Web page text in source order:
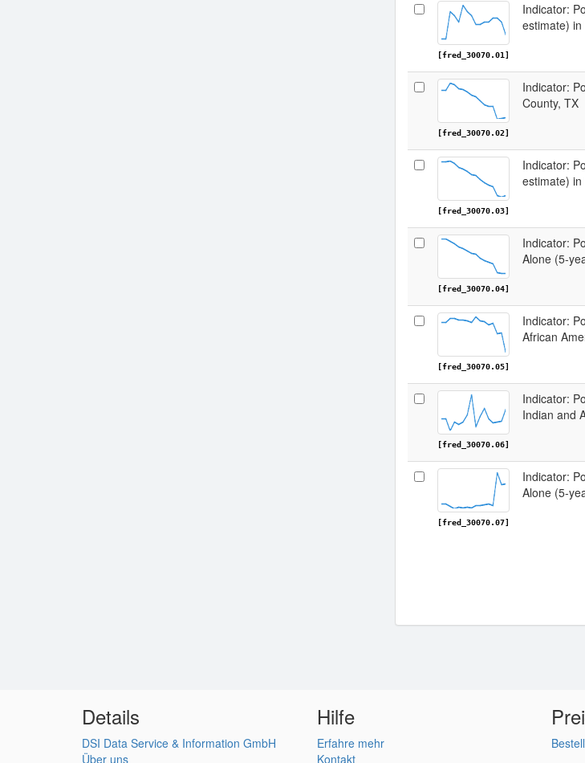
[fred_30070.01]
Indicator:
estimate)
[fred_30070.02]
Indicator:
County, TX
[fred_30070.03]
Indicator:
estimate)
[fred_30070.04]
Indicator:
Alone (5-
[fred_30070.05]
Indicator:
African
[fred_30070.06]
Indicator:
Indian and
[fred_30070.07]
Indicator:
Alone (5-
Details
DSI Data Service & Information GmbH
Über uns
Hilfe
Erfahre mehr
Kontakt